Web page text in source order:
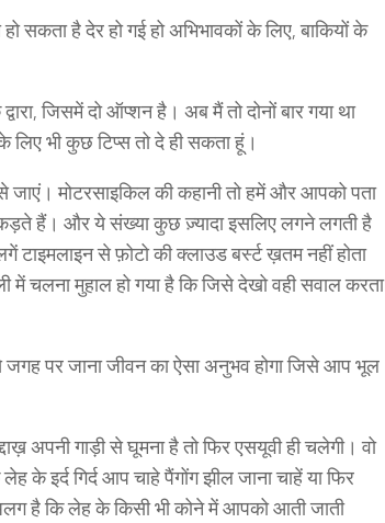
सकता है देर हो गई हो अभिभावकों के लिए, बाकियों के
जिसमें दो ऑप्शन है। अब मैं तो दोनों बार गया था
भी कुछ टिप्स तो दे ही सकता हूं।
जाएं। मोटरसाइकिल की कहानी तो हमें और आपको पता
पकड़ते हैं। और ये संख्या कुछ ज़्यादा इसलिए लगने लगती है
से फ़ोटो की क्लाउड बर्स्ट ख़तम नहीं होता
में चलना मुहाल हो गया है कि जिसे देखो वही सवाल करता
पर जाना जीवन का ऐसा अनुभव होगा जिसे आप भूल
अपनी गाड़ी से घूमना है तो फिर एसयूवी ही चलेगी। वो
के इर्द गिर्द आप चाहे पैंगोंग झील जाना चाहें या फिर
है कि लेह के किसी भी कोने में आपको आती जाती